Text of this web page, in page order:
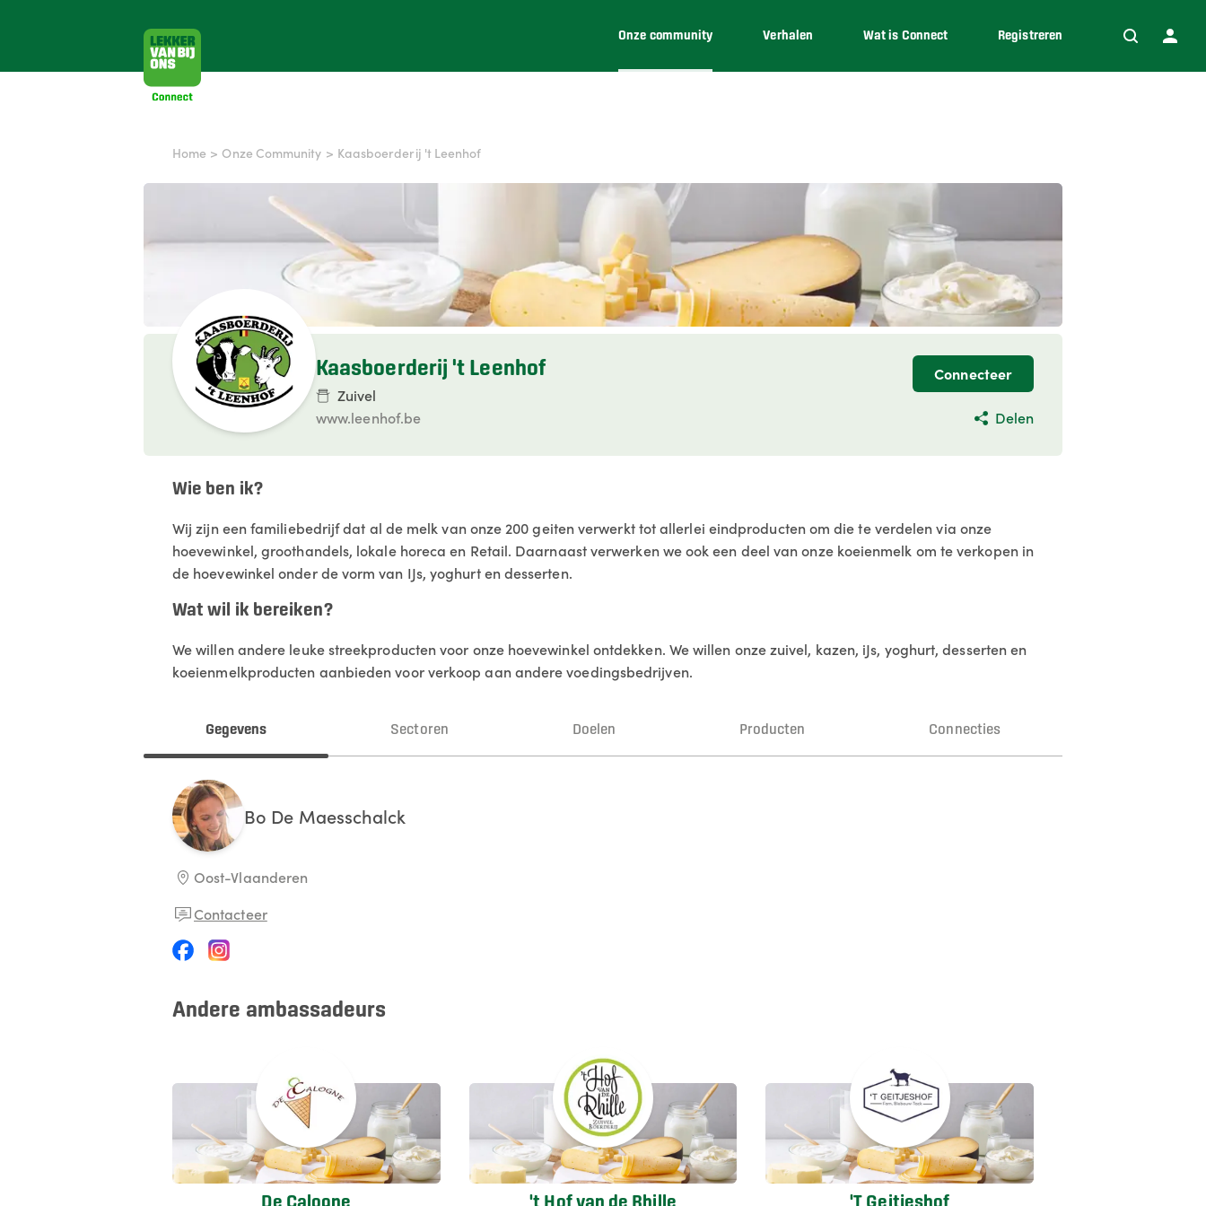
Onze community Verhalen Wat is Connect Registreren
Home > Onze Community > Kaasboerderij 't Leenhof
Kaasboerderij 't Leenhof
Zuivel
www.leenhof.be
Connecteer
Delen
Wie ben ik?
Wij zijn een familiebedrijf dat al de melk van onze 200 geiten verwerkt tot allerlei eindproducten om die te verdelen via onze
hoevewinkel, groothandels, lokale horeca en Retail. Daarnaast verwerken we ook een deel van onze koeienmelk om te verkopen in
de hoevewinkel onder de vorm van IJs, yoghurt en desserten.
Wat wil ik bereiken?
We willen andere leuke streekproducten voor onze hoevewinkel ontdekken. We willen onze zuivel, kazen, iJs, yoghurt, desserten en
koeienmelkproducten aanbieden voor verkoop aan andere voedingsbedrijven.
Gegevens Sectoren Doelen Producten Connecties
Bo De Maesschalck
Oost-Vlaanderen
Contacteer
Andere ambassadeurs